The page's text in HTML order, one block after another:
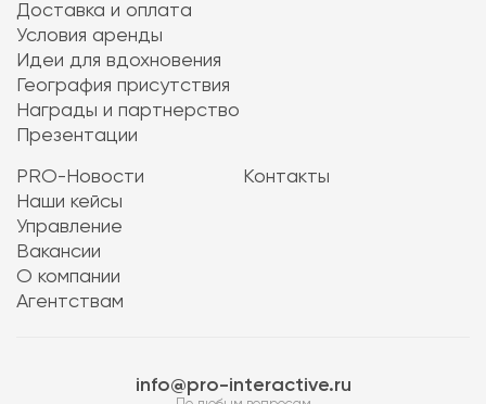
Доставка и оплата
Условия аренды
Идеи для вдохновения
География присутствия
Награды и партнерство
Презентации
PRO-Новости
Наши кейсы
Управление
Вакансии
О компании
Агентствам
Контакты
info@pro-interactive.ru